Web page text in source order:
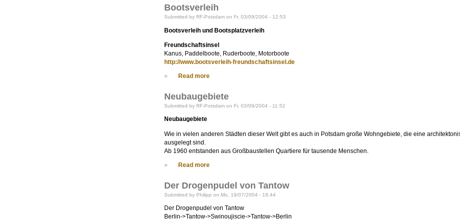
Bootsverleih
Submitted by RF-Potsdam on Fr, 03/09/2004 - 12:53
Bootsverleih und Bootsplatzverleih
Freundschaftsinsel
Kanus, Paddelboote, Ruderboote, Motorboote
http://www.bootsverleih-freundschaftsinsel.de
» Read more
Neubaugebiete
Submitted by RF-Potsdam on Fr, 03/09/2004 - 11:52
Neubaugebiete
Wie in vielen anderen Städten dieser Welt gibt es auch in Potsdam große Wohngebiete, die eine
ausgelegt sind.
Ab 1960 entstanden aus Großbaustellen Quartiere für tausende Menschen.
» Read more
Der Drogenpudel von Tantow
Submitted by Philipp on Mo, 19/07/2004 - 18:44
Der Drogenpudel von Tantow
Berlin->Tantow->Swinoujiscie->Tantow->Berlin